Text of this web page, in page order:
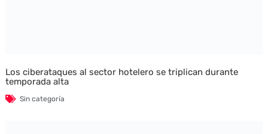
Los ciberataques al sector hotelero se triplican durante
temporada alta
Sin categoría